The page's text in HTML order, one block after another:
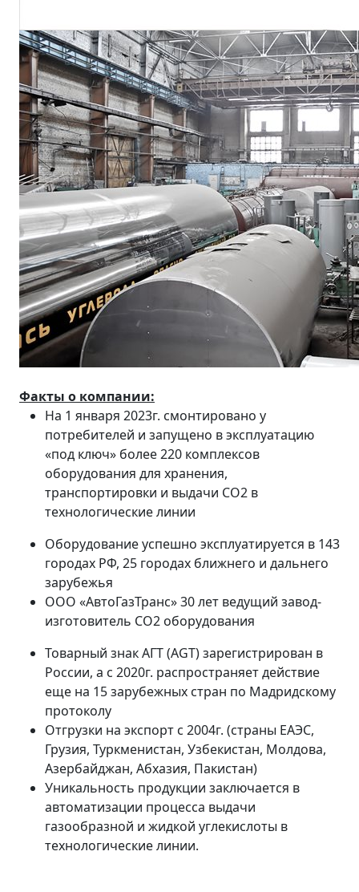
Факты о компании:
На 1 января 2023г. смонтировано у
потребителей и запущено в эксплуатацию
«под ключ» более 220 комплексов
оборудования для хранения,
транспортировки и выдачи СО2 в
технологические линии
Оборудование успешно эксплуатируется в 143
городах РФ, 25 городах ближнего и дальнего
зарубежья
ООО «АвтоГазТранс» 30 лет ведущий завод-
изготовитель СО2 оборудования
Товарный знак АГТ (AGT) зарегистрирован в
России, а с 2020г. распространяет действие
еще на 15 зарубежных стран по Мадридскому
протоколу
Отгрузки на экспорт с 2004г. (страны ЕАЭС,
Грузия, Туркменистан, Узбекистан, Молдова,
Азербайджан, Абхазия, Пакистан)
Уникальность продукции заключается в
автоматизации процесса выдачи
газообразной и жидкой углекислоты в
технологические линии.